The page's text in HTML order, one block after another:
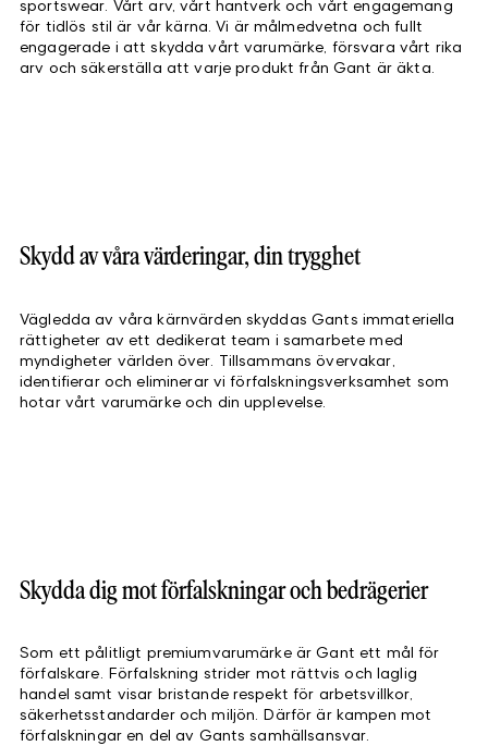
sportswear. Vårt arv, vårt hantverk och vårt engagemang
för tidlös stil är vår kärna. Vi är målmedvetna och fullt
engagerade i att skydda vårt varumärke, försvara vårt rika
arv och säkerställa att varje produkt från Gant är äkta.
Skydd av våra värderingar, din trygghet
Vägledda av våra kärnvärden skyddas Gants immateriella
rättigheter av ett dedikerat team i samarbete med
myndigheter världen över. Tillsammans övervakar,
identifierar och eliminerar vi förfalskningsverksamhet som
hotar vårt varumärke och din upplevelse.
Skydda dig mot förfalskningar och bedrägerier
Som ett pålitligt premiumvarumärke är Gant ett mål för
förfalskare. Förfalskning strider mot rättvis och laglig
handel samt visar bristande respekt för arbetsvillkor,
säkerhetsstandarder och miljön. Därför är kampen mot
förfalskningar en del av Gants samhällsansvar.